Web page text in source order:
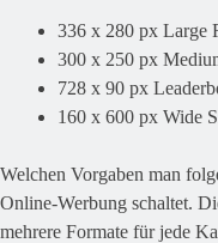
336 x 280 px Large
300 x 250 px
728 x 90 px
160 x 600 px Wide
Welchen Vorgaben man
Online-Werbung schaltet.
mehrere Formate für jede